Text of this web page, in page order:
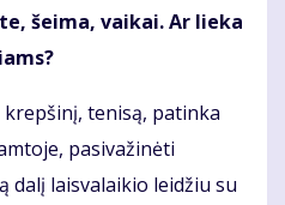
šeima, vaikai. Ar lieka
tenisą, patinka
pasivažinėti
dalį laisvalaikio leidžiu su